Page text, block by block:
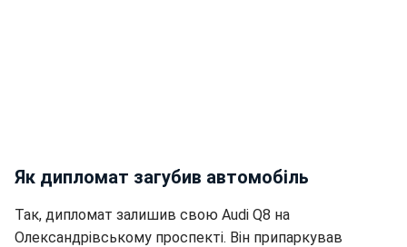
Як дипломат загубив автомобіль
Так, дипломат залишив свою Audi Q8 на
Олександрівському проспекті. Він припаркував